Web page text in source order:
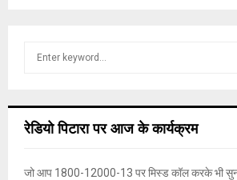
h
o
रेडियो पिटारा पर आज के कार्यक्रम
जो आप 1800-12000-13 पर मिस्ड कॉल करके भी